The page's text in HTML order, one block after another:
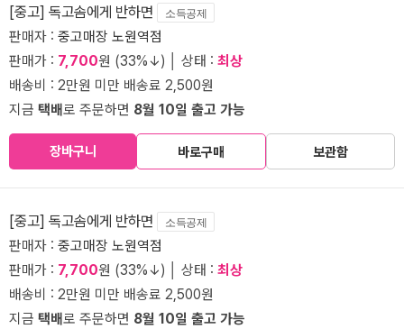
[중고] 독고솜에게 반하면 소득공제
판매자 : 중고매장 노원역점
판매가 : 7,700원 (33%↓) │ 상태 : 최상
배송비 : 2만원 미만 배송료 2,500원
지금 택배로 주문하면 8월 10일 출고 가능
장바구니 바로구매 보관함
[중고] 독고솜에게 반하면 소득공제
판매자 : 중고매장 노원역점
판매가 : 7,700원 (33%↓) │ 상태 : 최상
배송비 : 2만원 미만 배송료 2,500원
지금 택배로 주문하면 8월 10일 출고 가능